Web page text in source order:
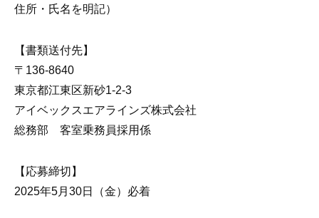
住所・氏名を明記）
【書類送付先】
〒136-8640
東京都江東区新砂1-2-3
アイベックスエアラインズ株式会社
総務部 客室乗務員採用係
【応募締切】
2025年5月30日（金）必着